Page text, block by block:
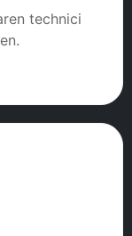
technici